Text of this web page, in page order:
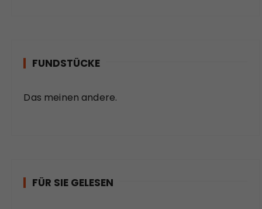
FUNDSTÜCKE
Das meinen andere.
FÜR SIE GELESEN